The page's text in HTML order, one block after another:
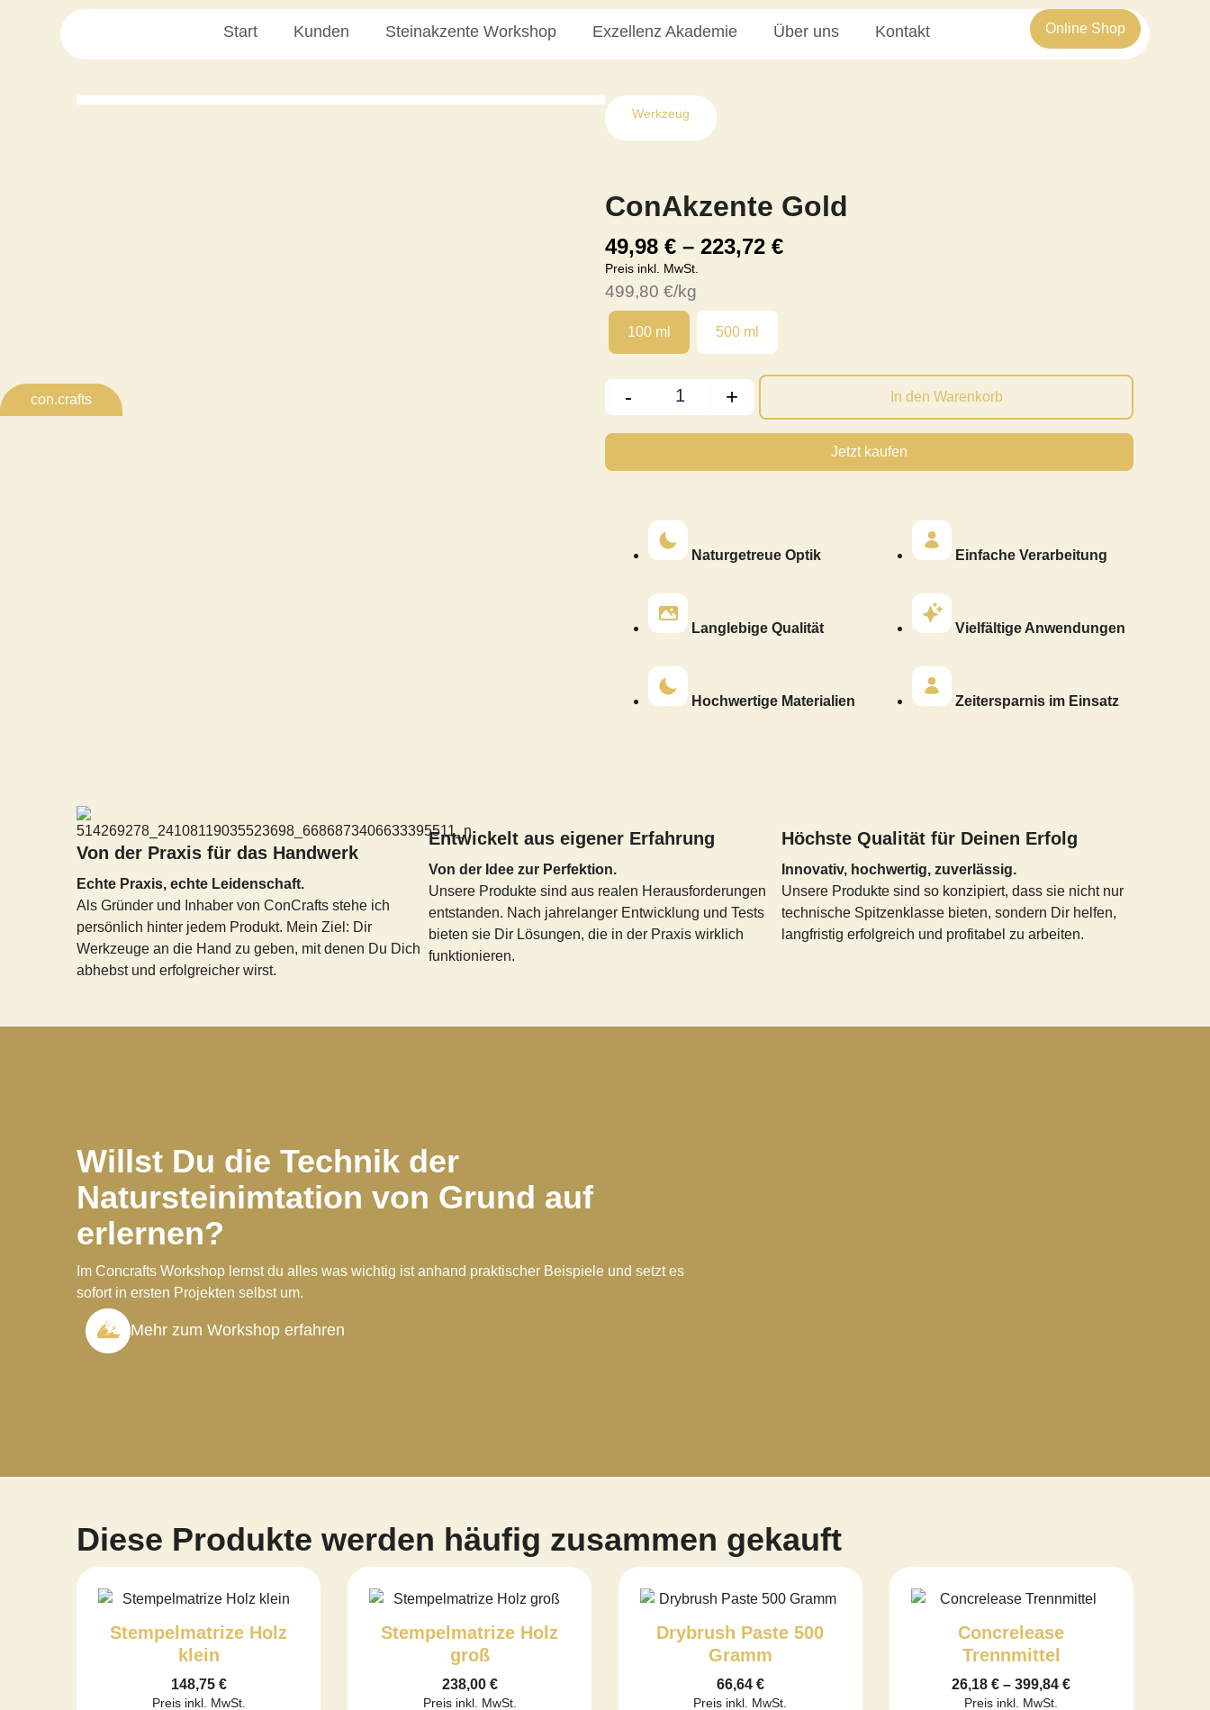
Start Kunden Steinakzente Workshop Exzellenz Akademie Über uns Kontakt Online Shop
con.crafts
Werkzeug
ConAkzente Gold
49,98 € – 223,72 €49,98 €
Preis inkl. MwSt.
499,80 €/kg
100 ml 500 ml
Quantity
- + In den Warenkorb
Jetzt kaufen
Naturgetreue Optik
Langlebige Qualität
Hochwertige Materialien
Einfache Verarbeitung
Vielfältige Anwendungen
Zeitersparnis im Einsatz
Von der Praxis für das Handwerk
Echte Praxis, echte Leidenschaft.
Als Gründer und Inhaber von ConCrafts stehe ich
persönlich hinter jedem Produkt. Mein Ziel: Dir
Werkzeuge an die Hand zu geben, mit denen Du Dich
abhebst und erfolgreicher wirst.
Entwickelt aus eigener Erfahrung
Von der Idee zur Perfektion.
Unsere Produkte sind aus realen Herausforderungen
entstanden. Nach jahrelanger Entwicklung und Tests
bieten sie Dir Lösungen, die in der Praxis wirklich
funktionieren.
Höchste Qualität für Deinen Erfolg
Innovativ, hochwertig, zuverlässig.
Unsere Produkte sind so konzipiert, dass sie nicht nur
technische Spitzenklasse bieten, sondern Dir helfen,
langfristig erfolgreich und profitabel zu arbeiten.
Willst Du die Technik der
Natursteinimtation von Grund auf
erlernen?
Im Concrafts Workshop lernst du alles was wichtig ist anhand praktischer Beispiele und setzt es
sofort in ersten Projekten selbst um.
Mehr zum Workshop erfahren
Diese Produkte werden häufig zusammen gekauft
Stempelmatrize Holz
klein
148,75 €
Preis inkl. MwSt.
Stempelmatrize Holz
groß
238,00 €
Preis inkl. MwSt.
Drybrush Paste 500
Gramm
66,64 €
Preis inkl. MwSt.
Concrelease
Trennmittel
26,18€ –399,84€
Preisspanne:
26,18 €
Preis inkl. MwSt.